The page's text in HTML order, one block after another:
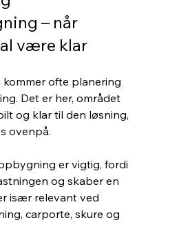
– når
være klar
ofte planering
Det er her, området
og klar til den løsning,
ovenpå.
er vigtig, fordi
og skaber en
især relevant ved
carporte, skure og